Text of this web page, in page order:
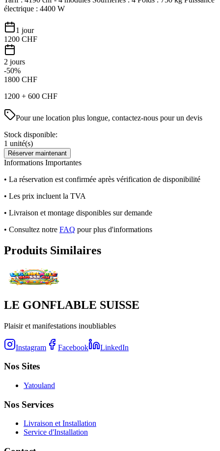
électrique : 4400 W
1 jour
1200 CHF
2 jours
-50%
1800 CHF
1200 + 600 CHF
Pour une location plus longue, contactez-nous pour un devis
Stock disponible:
1 unité(s)
Réserver maintenant
Informations Importantes
• La réservation est confirmée après vérification de disponibilité
• Les prix incluent la TVA
• Livraison et montage disponibles sur demande
• Consultez notre FAQ pour plus d'informations
Produits Similaires
LE GONFLABLE SUISSE
Plaisir et manifestations inoubliables
Instagram Facebook LinkedIn
Nos Sites
Yatouland
Nos Services
Livraison et Installation
Service d'Installation